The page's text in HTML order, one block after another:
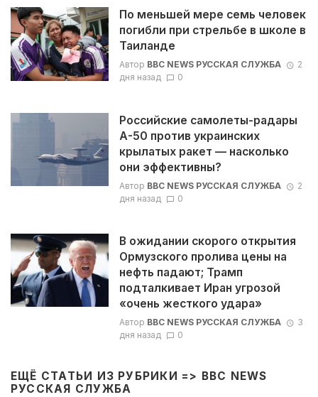
По меньшей мере семь человек
погибли при стрельбе в школе в
Таиланде
Автор BBC NEWS РУССКАЯ СЛУЖБА
2
дня назад
0
Российские самолеты-радары
А-50 против украинских
крылатых ракет — насколько
они эффективны?
Автор BBC NEWS РУССКАЯ СЛУЖБА
2
дня назад
0
В ожидании скорого открытия
Ормузского пролива цены на
нефть падают; Трамп
подталкивает Иран угрозой
«очень жесткого удара»
Автор BBC NEWS РУССКАЯ СЛУЖБА
3
дня назад
0
ЕЩЁ СТАТЬИ ИЗ РУБРИКИ => BBC NEWS
РУССКАЯ СЛУЖБА